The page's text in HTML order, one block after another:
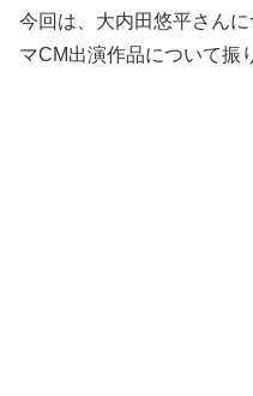
今回は、大内田悠平さん
マCM出演作品について振